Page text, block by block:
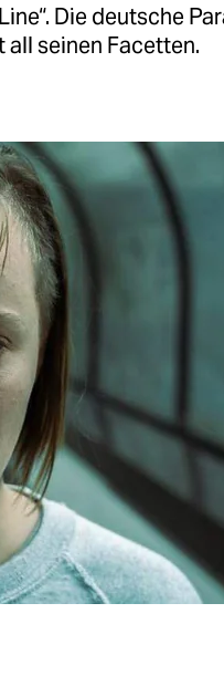
Die deutsche
seinen Facetten.